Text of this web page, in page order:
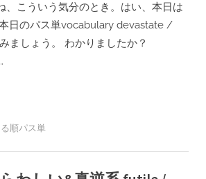
、こういう気分のとき。はい、本日は
本日のパス単vocabulary devastate /
ましょう。 わかりましたか？
順パス単